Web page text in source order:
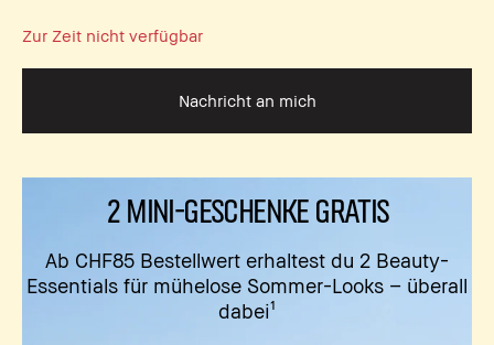
Zur Zeit nicht verfügbar
Nachricht an mich
2 MINI-GESCHENKE GRATIS
Ab CHF85 Bestellwert erhaltest du 2 Beauty-
Essentials für mühelose Sommer-Looks – überall
dabei¹